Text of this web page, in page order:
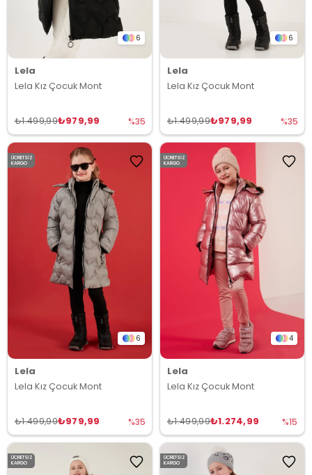
6
Lela
Lela Kız Çocuk Mont
₺979,99
₺1.499,99 %35
6
Lela
Lela Kız Çocuk Mont
₺979,99
₺1.499,99 %35
6
Lela
Lela Kız Çocuk Mont
₺979,99
₺1.499,99 %35
ÜCRETSIZ
KARGO
4
Lela
Lela Kız Çocuk Mont
₺1.274,99
₺1.499,99 %15
ÜCRETSIZ
KARGO
ÜCRETSIZ
KARGO
ÜCRETSIZ
KARGO